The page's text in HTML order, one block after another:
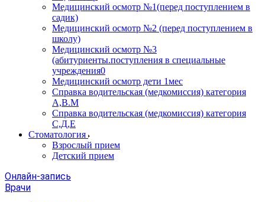
Медицинский осмотр №1(перед поступлением в
садик)
Медицинский осмотр №2 (перед поступлением в
школу)
Медицинский осмотр №3
(абитуриенты.поступления в специальные
учреждения0
Медицинский осмотр дети 1мес
Справка водительская (медкомиссия) категория
А,В.М
Справка водительская (медкомиссия) категория
С,Д,Е
Стоматология
Взрослый прием
Детский прием
Онлайн-запись
Врачи